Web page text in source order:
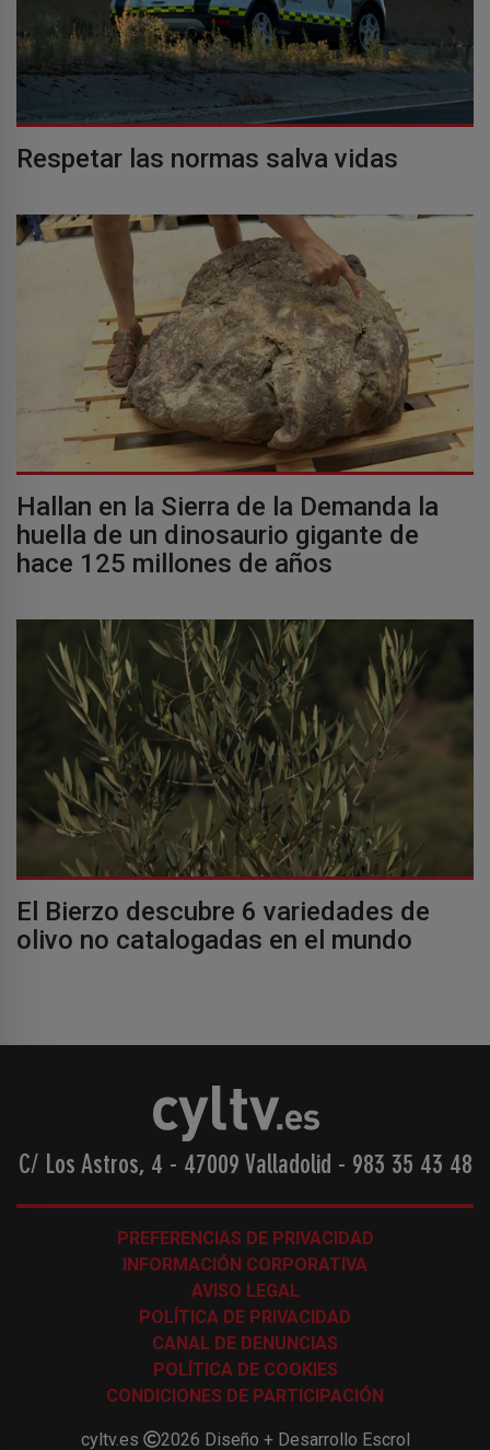
Respetar las normas salva vidas
Hallan en la Sierra de la Demanda la
huella de un dinosaurio gigante de
hace 125 millones de años
El Bierzo descubre 6 variedades de
olivo no catalogadas en el mundo
C/ Los Astros, 4 - 47009 Valladolid - 983 35 43 48
PREFERENCIAS DE PRIVACIDAD
INFORMACIÓN CORPORATIVA
AVISO LEGAL
POLÍTICA DE PRIVACIDAD
CANAL DE DENUNCIAS
POLÍTICA DE COOKIES
CONDICIONES DE PARTICIPACIÓN
cyltv.es 2026 Diseño + Desarrollo Escrol